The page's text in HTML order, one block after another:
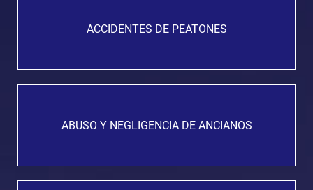
ACCIDENTES DE PEATONES
ABUSO Y NEGLIGENCIA DE ANCIANOS